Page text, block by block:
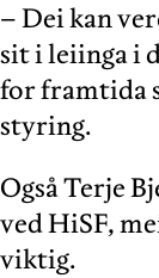
– Dei kan
sit i leiinga i
for framtida
styring.
Også Terje
ved HiSF,
viktig.